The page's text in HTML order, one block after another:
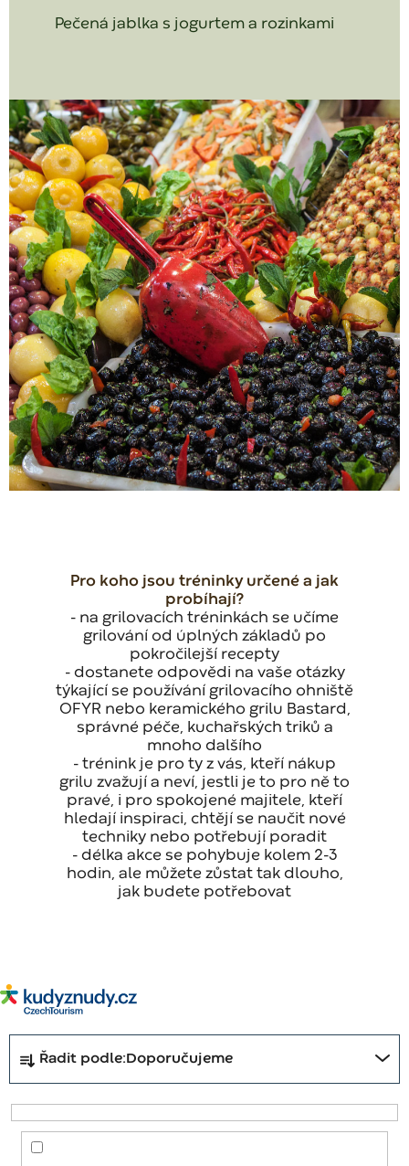
Pečená jablka s jogurtem a rozinkami
Pro koho jsou tréninky určené a jak
probíhají?
- na grilovacích tréninkách se učíme
grilování od úplných základů po
pokročilejší recepty
- dostanete odpovědi na vaše otázky
týkající se používání grilovacího ohniště
OFYR nebo keramického grilu Bastard,
správné péče, kuchařských triků a
mnoho dalšího
- trénink je pro ty z vás, kteří nákup
grilu zvažují a neví, jestli je to pro ně to
pravé, i pro spokojené majitele, kteří
hledají inspiraci, chtějí se naučit nové
techniky nebo potřebují poradit
- délka akce se pohybuje kolem 2-3
hodin, ale můžete zůstat tak dlouho,
jak budete potřebovat
a
e
Řadit podle: Doporučujeme